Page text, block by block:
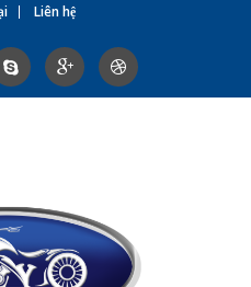
Liên hệ